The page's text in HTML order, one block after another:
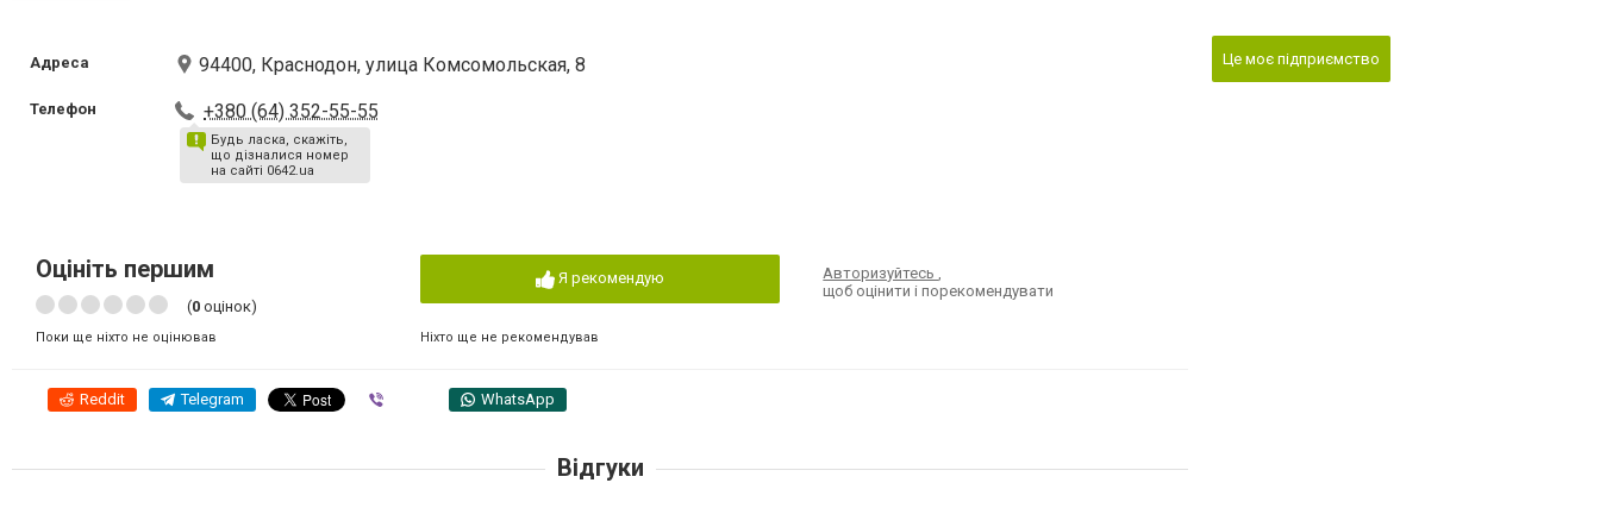
Адреса 94400, Краснодон, улица Комсомольская, 8
Телефон +380 (64) 352-55-55
Будь ласка, скажіть,
що дізналися номер
на сайті 0642.ua
Оцініть першим
(0 оцінок)
Поки ще ніхто не оцінював
Я рекомендую
Ніхто ще не рекомендував
Авторизуйтесь,
щоб оцінити і порекомендувати
Reddit Telegram WhatsApp
Це моє підприємство
Відгуки